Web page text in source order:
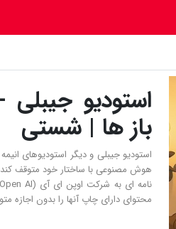
استودیو جیبلی
باز ها | شستی
هوش مصنوعی با ساختار خود متوقف
محتوای دارای چاپ آنها را بدون اجازه